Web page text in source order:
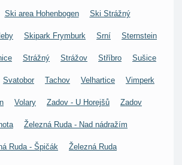
Ski area Hohenbogen Ski Strážný
Skipark Frymburk Srní Sternstein
Strážný Strážov Stříbro Sušice
Svatobor Tachov Velhartice Vimperk
Volary Zadov - U Horejšů Zadov
Železná Ruda - Nad nádražím
Ruda - Špičák Železná Ruda